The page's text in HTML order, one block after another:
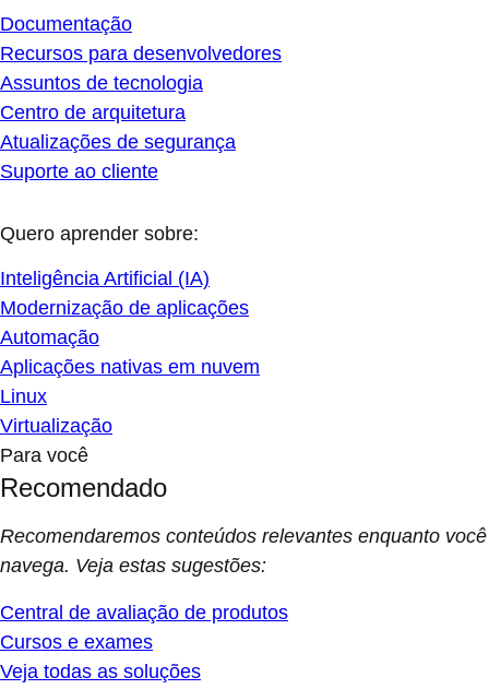
Documentação
Recursos para desenvolvedores
Assuntos de tecnologia
Centro de arquitetura
Atualizações de segurança
Suporte ao cliente
Quero aprender sobre:
Inteligência Artificial (IA)
Modernização de aplicações
Automação
Aplicações nativas em nuvem
Linux
Virtualização
Para você
Recomendado
Recomendaremos conteúdos relevantes enquanto você
navega. Veja estas sugestões:
Central de avaliação de produtos
Cursos e exames
Veja todas as soluções